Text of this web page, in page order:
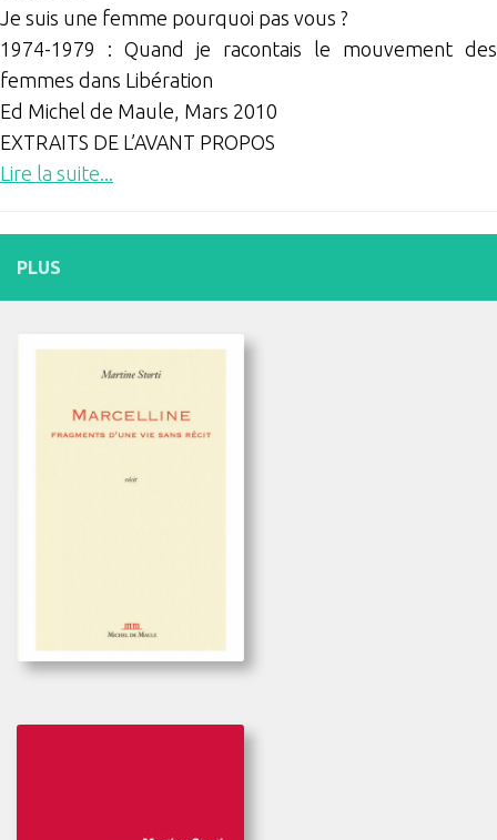
Je suis une femme pourquoi pas vous ?
1974-1979 : Quand je racontais le mouvement des
femmes dans Libération
Ed Michel de Maule, Mars 2010
EXTRAITS DE L’AVANT PROPOS
Lire la suite...
PLUS